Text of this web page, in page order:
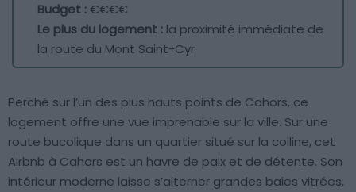
Budget :€€€€
Le plus du logement : la proximité immédiate de
la route du Mont Saint-Cyr
Perché sur l’un des plus hauts points de Cahors, ce
logement offre une vue imprenable sur la ville. Sur une
route bucolique dans un quartier situé sur la colline, cet
Airbnb à Cahors est un havre de paix et de détente. Son
intérieur moderne laisse s’alterner grandes baies vitrées,